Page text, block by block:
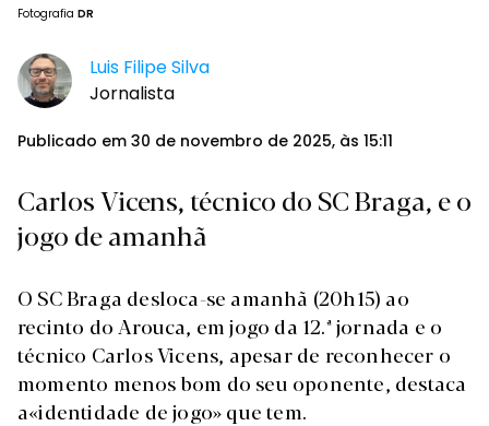
Fotografia DR
Luis Filipe Silva
Jornalista
Publicado em 30 de novembro de 2025, às 15:11
Carlos Vicens, técnico do SC Braga, e o
jogo de amanhã
O SC Braga desloca-se amanhã (20h15) ao
recinto do Arouca, em jogo da 12.ª jornada e o
técnico Carlos Vicens, apesar de reconhecer o
momento menos bom do seu oponente, destaca
a«identidade de jogo» que tem.